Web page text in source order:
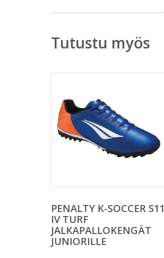
Tutustu myös
PENALTY K-SOCCER S11
IV TURF
JALKAPALLOKENGÄT
JUNIORILLE